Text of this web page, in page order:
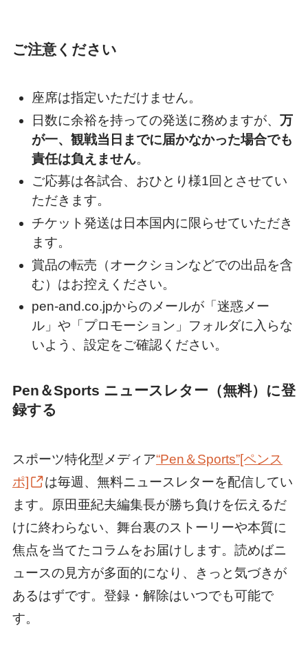
ご注意ください
座席は指定いただけません。
日数に余裕を持っての発送に務めますが、万
が一、観戦当日までに届かなかった場合でも
責任は負えません。
ご応募は各試合、おひとり様1回とさせてい
ただきます。
チケット発送は日本国内に限らせていただき
ます。
賞品の転売（オークションなどでの出品を含
む）はお控えください。
pen-and.co.jpからのメールが「迷惑メー
ル」や「プロモーション」フォルダに入らな
いよう、設定をご確認ください。
Pen＆Sports ニュースレター（無料）に登
録する
スポーツ特化型メディア“Pen＆Sports”[ペンス
ポ]
は毎週、無料ニュースレターを配信してい
ます。原田亜紀夫編集長が勝ち負けを伝えるだ
けに終わらない、舞台裏のストーリーや本質に
焦点を当てたコラムをお届けします。読めばニ
ュースの見方が多面的になり、きっと気づきが
あるはずです。登録・解除はいつでも可能で
す。